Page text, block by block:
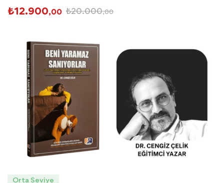
₺12.900,00 ₺20.000,00
Orta Seviye